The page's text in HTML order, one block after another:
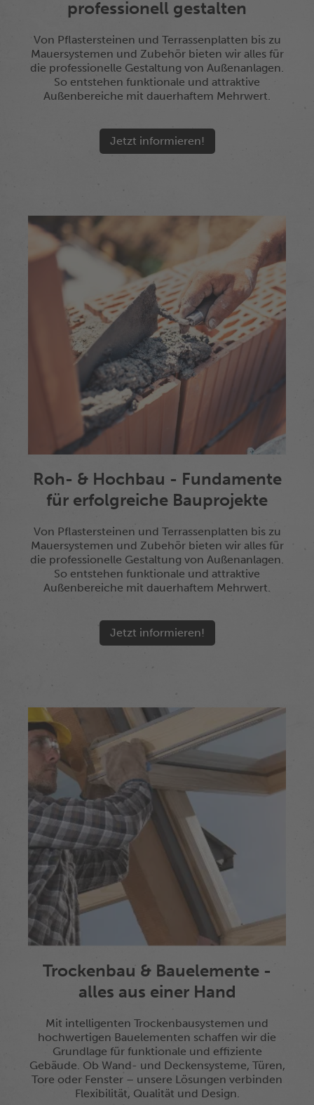
professionell gestalten
Von Pflastersteinen und Terrassenplatten bis zu
Mauersystemen und Zubehör bieten wir alles für
die professionelle Gestaltung von Außenanlagen.
So entstehen funktionale und attraktive
Außenbereiche mit dauerhaftem Mehrwert.
Jetzt informieren!
Roh- & Hochbau - Fundamente
für erfolgreiche Bauprojekte
Von Pflastersteinen und Terrassenplatten bis zu
Mauersystemen und Zubehör bieten wir alles für
die professionelle Gestaltung von Außenanlagen.
So entstehen funktionale und attraktive
Außenbereiche mit dauerhaftem Mehrwert.
Jetzt informieren!
Trockenbau & Bauelemente -
alles aus einer Hand
Mit intelligenten Trockenbausystemen und
hochwertigen Bauelementen schaffen wir die
Grundlage für funktionale und effiziente
Gebäude. Ob Wand- und Deckensysteme, Türen,
Tore oder Fenster – unsere Lösungen verbinden
Flexibilität, Qualität und Design.